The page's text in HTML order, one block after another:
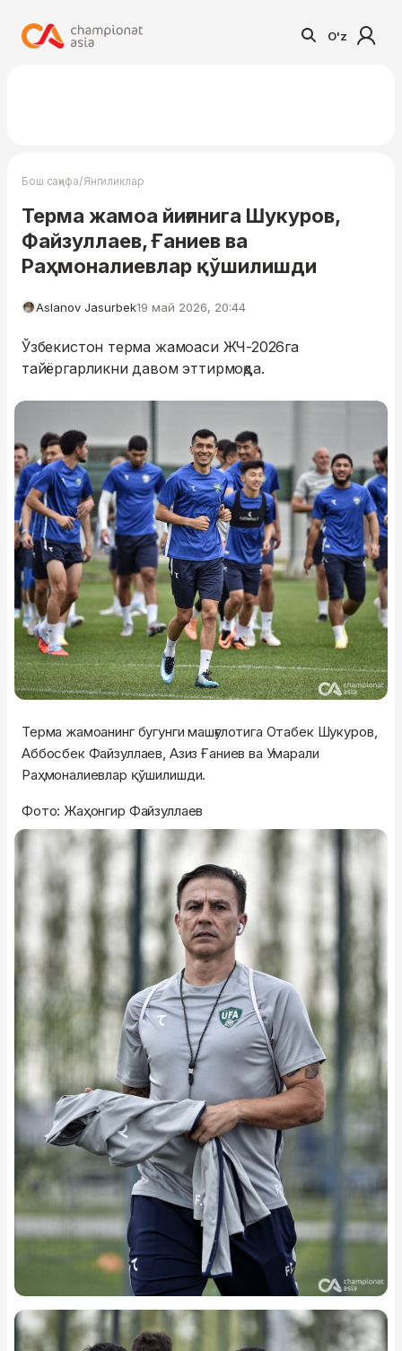
O'z
Бош саҳифа/Янгиликлар
Терма жамоа йиғинига Шукуров,
Файзуллаев, Ғаниев ва
Раҳмоналиевлар қўшилишди
Aslanov Jasurbek19 май 2026, 20:44
Ўзбекистон терма жамоаси ЖЧ-2026га
тайёргарликни давом эттирмоқда.
Терма жамоанинг бугунги машғулотига Отабек Шукуров,
Аббосбек Файзуллаев, Азиз Ғаниев ва Умарали
Раҳмоналиевлар қўшилишди.
Фото: Жаҳонгир Файзуллаев